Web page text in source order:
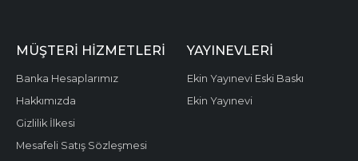
MÜŞTERI HIZMETLERI
Banka Hesaplarımız
Hakkımızda
Gizlilik İlkesi
Mesafeli Satış Sözleşmesi
YAYINEVLERI
Ekin Yayınevi Eski Baskı
Ekin Yayınevi